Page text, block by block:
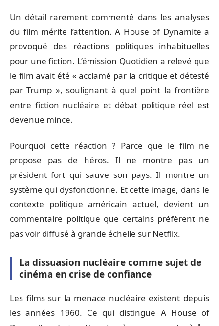
Un détail rarement commenté dans les analyses
du film mérite l’attention. A House of Dynamite a
provoqué des réactions politiques inhabituelles
pour une fiction. L’émission Quotidien a relevé que
le film avait été « acclamé par la critique et détesté
par Trump », soulignant à quel point la frontière
entre fiction nucléaire et débat politique réel est
devenue mince.
Pourquoi cette réaction ? Parce que le film ne
propose pas de héros. Il ne montre pas un
président fort qui sauve son pays. Il montre un
système qui dysfonctionne. Et cette image, dans le
contexte politique américain actuel, devient un
commentaire politique que certains préfèrent ne
pas voir diffusé à grande échelle sur Netflix.
La dissuasion nucléaire comme sujet de
cinéma en crise de confiance
Les films sur la menace nucléaire existent depuis
les années 1960. Ce qui distingue A House of